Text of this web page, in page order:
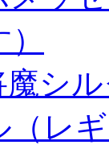
シ
（レ